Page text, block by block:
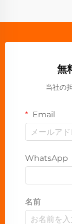
無
当社の
Email
WhatsApp
名前